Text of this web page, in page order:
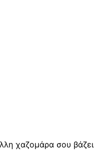
χαζομάρα σου βάζει